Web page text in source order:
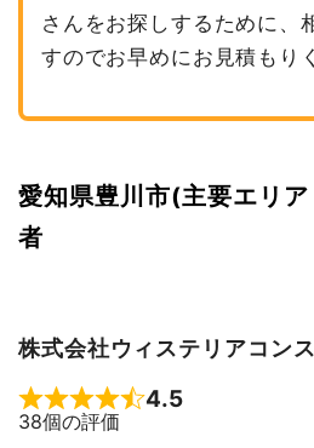
さんをお探しするために、
すのでお早めにお見積もり
愛知県豊川市(主要エリ
者
株式会社ウィステリアコン
Rated 4.5 out of 5
4.5
38個の評価